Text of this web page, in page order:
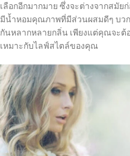
เลือกอีกมากมาย ซึ่งจะต่างจากสมั
มีน้ำหอมคุณภาพที่มีส่วนผสมดีๆ บว
กันหลากหลายกลิ่น เพียงแต่คุณจะต้
เหมาะกับไลฟ์สไตล์ของคุณ